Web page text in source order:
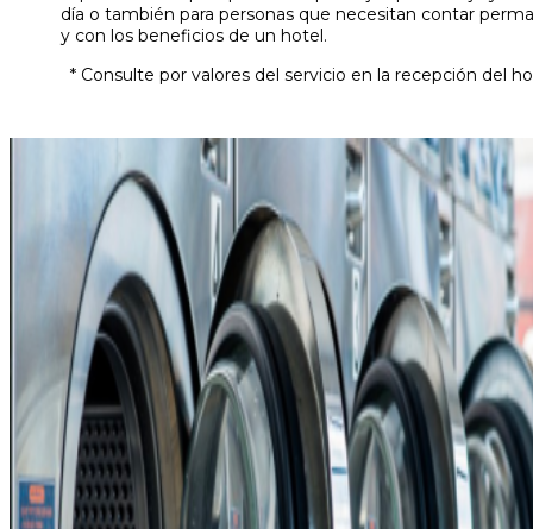
día o también para personas que necesitan contar
y con los beneficios de un hotel.
* Consulte por valores del servicio en la recepción del